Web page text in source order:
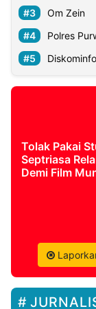
Om Zein
Polres
Tolak Pakai
Septriasa
Demi Film